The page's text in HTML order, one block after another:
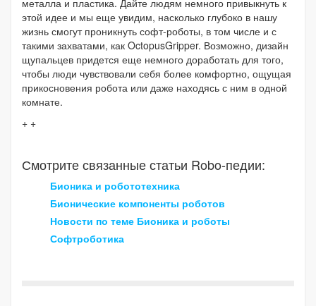
этой идее и мы еще увидим, насколько глубоко в нашу
жизнь смогут проникнуть софт-роботы, в том числе и с
такими захватами, как OctopusGripper. Возможно, дизайн
щупальцев придется еще немного доработать для того,
чтобы люди чувствовали себя более комфортно, ощущая
прикосновения робота или даже находясь с ним в одной
комнате.
+ +
Смотрите связанные статьи Robo-педии:
Бионика и робототехника
Бионические компоненты роботов
Новости по теме Бионика и роботы
Софтроботика